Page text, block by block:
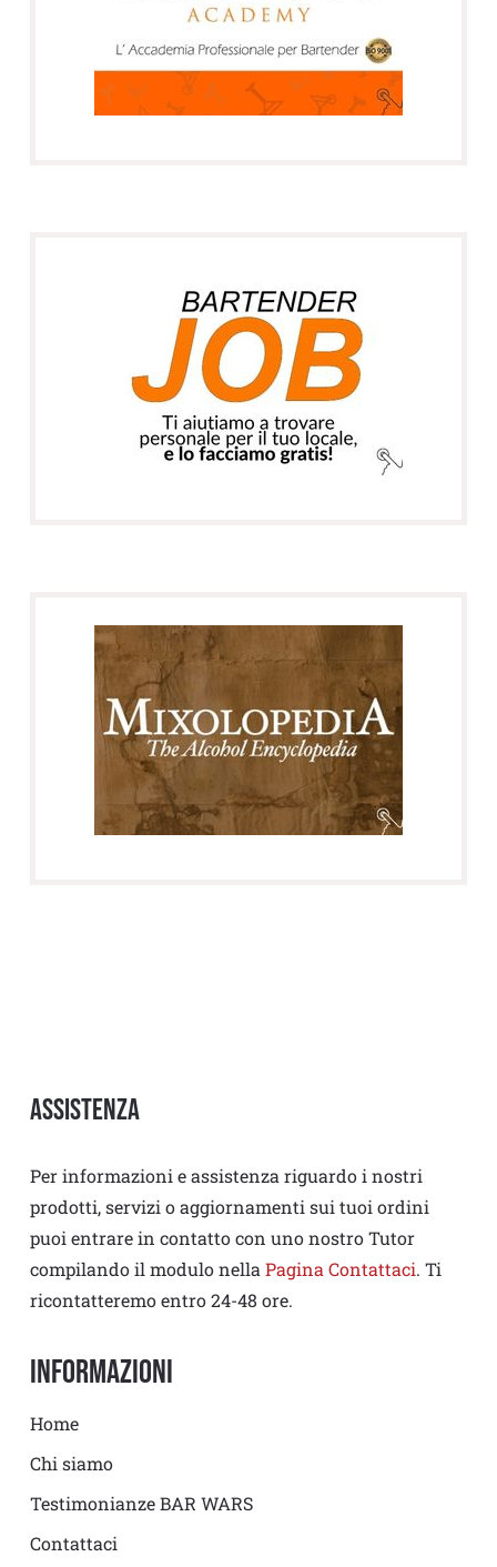
Assistenza
Per informazioni e assistenza riguardo i nostri
prodotti, servizi o aggiornamenti sui tuoi ordini
puoi entrare in contatto con uno nostro Tutor
compilando il modulo nella Pagina Contattaci. Ti
ricontatteremo entro 24-48 ore.
Informazioni
Home
Chi siamo
Testimonianze BAR WARS
Contattaci